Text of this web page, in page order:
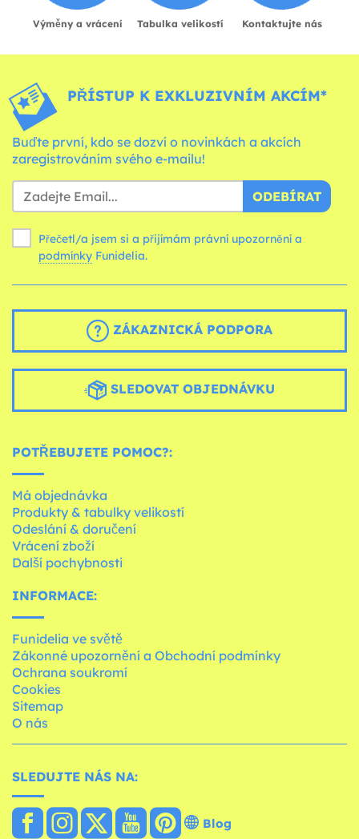
Výměny a vrácení Tabulka velikostí Kontaktujte nás
PŘÍSTUP K EXKLUZIVNÍM AKCÍM*
Buďte první, kdo se dozví o novinkách a akcích
zaregistrováním svého e-mailu!
ODEBÍRAT
Přečetl/a jsem si a přijímám právní upozornění a
podmínky Funidelia.
ZÁKAZNICKÁ PODPORA
SLEDOVAT OBJEDNÁVKU
POTŘEBUJETE POMOC?:
Má objednávka
Produkty & tabulky velikostí
Odeslání & doručení
Vrácení zboží
Další pochybnosti
INFORMACE:
Funidelia ve světě
Zákonné upozornění a Obchodní podmínky
Ochrana soukromí
Cookies
Sitemap
O nás
SLEDUJTE NÁS NA:
Blog